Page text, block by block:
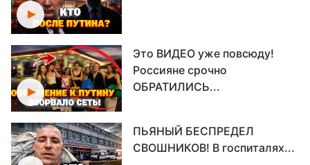
Это ВИДЕО уже повсюду!
Россияне срочно
ОБРАТИЛИСЬ...
ПЬЯНЫЙ БЕСПРЕДЕЛ
СВОШНИКОВ! В госпиталях...